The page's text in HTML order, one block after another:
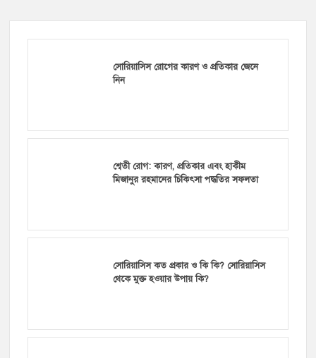
সোরিয়াসিস রোগের কারণ ও প্রতিকার জেনে
নিন
শ্বেতী রোগ: কারণ, প্রতিকার এবং হাকীম
মিজানুর রহমানের চিকিৎসা পদ্ধতির সফলতা
সোরিয়াসিস কত প্রকার ও কি কি? সোরিয়াসিস
থেকে মুক্ত হওয়ার উপায় কি?